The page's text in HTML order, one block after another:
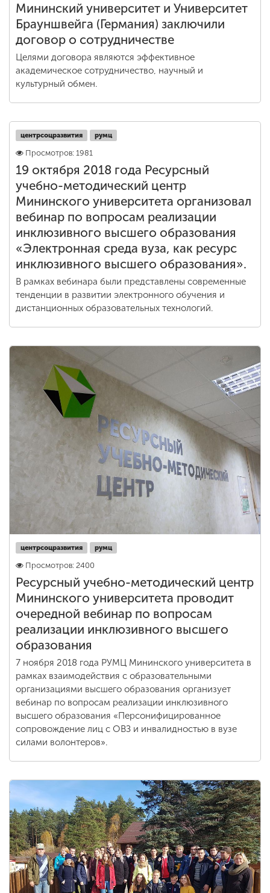
Мининский университет и Университет
Брауншвейга (Германия) заключили
договор о сотрудничестве
Целями договора являются эффективное
академическое сотрудничество, научный и
культурный обмен.
центрсоцразвития румц
Просмотров: 1981
19 октября 2018 года Ресурсный
учебно-методический центр
Мининского университета организовал
вебинар по вопросам реализации
инклюзивного высшего образования
«Электронная среда вуза, как ресурс
инклюзивного высшего образования».
В рамках вебинара были представлены современные
тенденции в развитии электронного обучения и
дистанционных образовательных технологий.
центрсоцразвития румц
Просмотров: 2400
Ресурсный учебно-методический центр
Мининского университета проводит
очередной вебинар по вопросам
реализации инклюзивного высшего
образования
7 ноября 2018 года РУМЦ Мининского университета в
рамках взаимодействия с образовательными
организациями высшего образования организует
вебинар по вопросам реализации инклюзивного
высшего образования «Персонифицированное
сопровождение лиц с ОВЗ и инвалидностью в вузе
силами волонтеров».